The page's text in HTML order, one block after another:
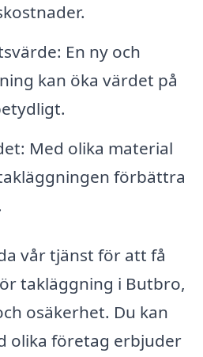
En ny och
kan öka värdet på
Med olika material
förbättra
vår tjänst för att få
takläggning i Butbro,
osäkerhet. Du kan
olika företag erbjuder